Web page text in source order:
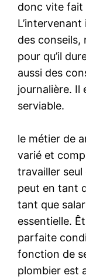
donc vite fait
des conseils,
pour qu’il
aussi des
journalière. Il
serviable.
le métier de
varié et
travailler seul
peut en tant
tant que
essentielle.
parfaite
fonction de
plombier est